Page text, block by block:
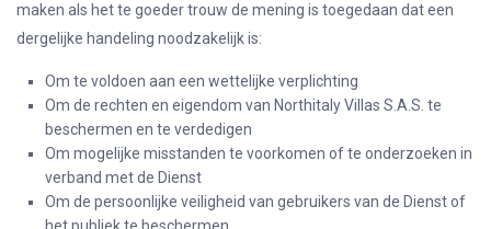
maken als het te goeder trouw de mening is toegedaan dat een
dergelijke handeling noodzakelijk is:
Om te voldoen aan een wettelijke verplichting
Om de rechten en eigendom van Northitaly Villas S.A.S. te
beschermen en te verdedigen
Om mogelijke misstanden te voorkomen of te onderzoeken in
verband met de Dienst
Om de persoonlijke veiligheid van gebruikers van de Dienst of